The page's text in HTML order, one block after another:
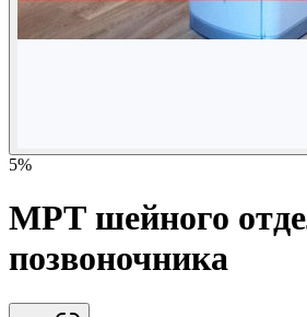
5%
МРТ шейного
позвоночника